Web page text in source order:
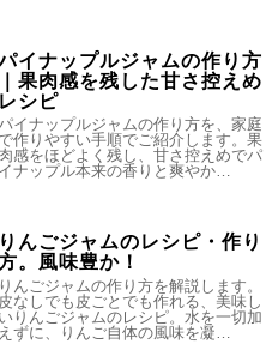
イナップルジャムの作り方
｜果肉感を残した甘さ控えめ
レシピ
イナップルジャムの作り方を、家庭
で作りやすい手順でご紹介します。果
肉感をほどよく残し、甘さ控えめでパ
イナップル本来の香りと爽やか…
りんごジャムのレシピ・作り
。風味豊か！
りんごジャムの作り方を解説します。
皮なしでも皮ごとでも作れる、美味し
いりんごジャムのレシピ。水を一切加
えずに、りんご自体の風味を凝…